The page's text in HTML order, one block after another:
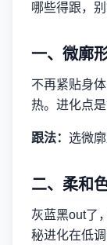
哪些得跟，
一、微廓
不再紧贴身
热。进化点
跟法： 选微
二、柔和
灰蓝黑out了
秘进化在低